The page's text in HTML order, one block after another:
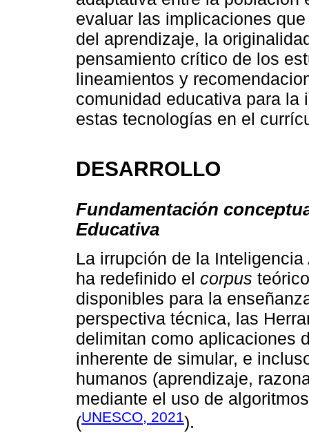
evaluar las implicaciones
del aprendizaje, la
pensamiento crítico de los
lineamientos y
comunidad educativa para la
estas tecnologías en el
DESARROLLO
Fundamentación
Educativa
La irrupción de la
ha redefinido el corpus
disponibles para la
perspectiva técnica, las
delimitan como aplicaciones
inherente de simular, e
humanos (aprendizaje,
mediante el uso de
(UNESCO, 2021).